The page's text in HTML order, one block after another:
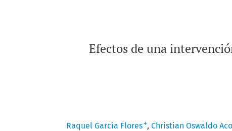
Efectos de una
Raquel García Flores+ Christian Oswaldo